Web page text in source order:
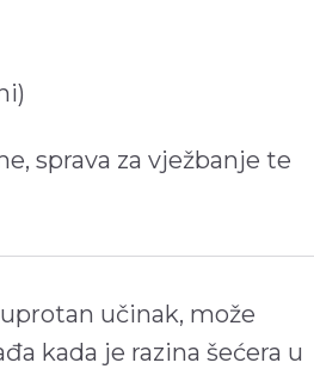
sprava za vježbanje te
učinak, može
kada je razina šećera u